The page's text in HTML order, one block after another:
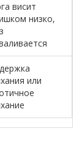
висит
низко,
или